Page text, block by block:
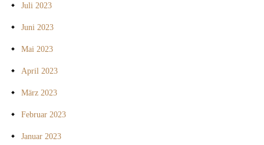
Juli 2023
Juni 2023
Mai 2023
April 2023
März 2023
Februar 2023
Januar 2023